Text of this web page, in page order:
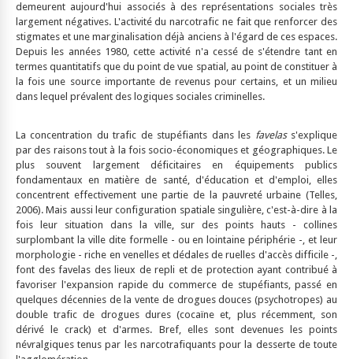
demeurent aujourd'hui associés à des représentations sociales très
largement négatives. L'activité du narcotrafic ne fait que renforcer des
stigmates et une marginalisation déjà anciens à l'égard de ces espaces.
Depuis les années 1980, cette activité n'a cessé de s'étendre tant en
termes quantitatifs que du point de vue spatial, au point de constituer à
la fois une source importante de revenus pour certains, et un milieu
dans lequel prévalent des logiques sociales criminelles.
La concentration du trafic de stupéfiants dans les favelass'explique
par des raisons tout à la fois socio-économiques et géographiques. Le
plus souvent largement déficitaires en équipements publics
fondamentaux en matière de santé, d'éducation et d'emploi, elles
concentrent effectivement une partie de la pauvreté urbaine (Telles,
2006). Mais aussi leur configuration spatiale singulière, c'est-à-dire à la
fois leur situation dans la ville, sur des points hauts - collines
surplombant la ville dite formelle - ou en lointaine périphérie -, et leur
morphologie - riche en venelles et dédales de ruelles d'accès difficile -,
font des favelas des lieux de repli et de protection ayant contribué à
favoriser l'expansion rapide du commerce de stupéfiants, passé en
quelques décennies de la vente de drogues douces (psychotropes) au
double trafic de drogues dures (cocaïne et, plus récemment, son
dérivé le crack) et d'armes. Bref, elles sont devenues les points
névralgiques tenus par les narcotrafiquants pour la desserte de toute